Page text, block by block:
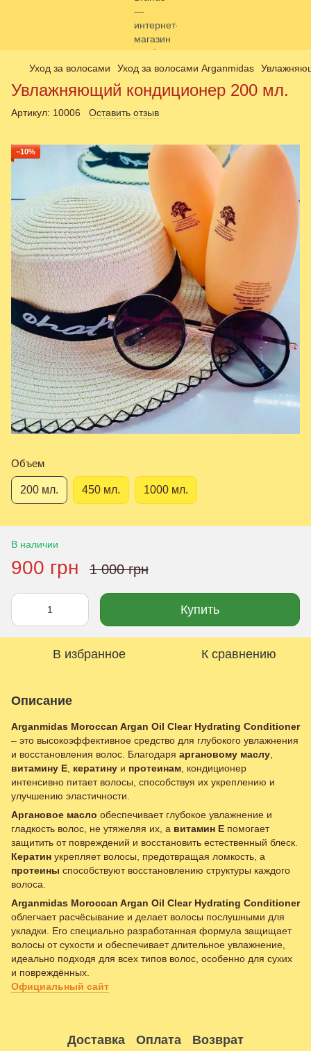
Уход за волосами Уход за волосами Arganmidas
Увлажняющий кондиционер 200 мл.
Артикул: 10006 Оставить отзыв
−10%
Объем
200 мл. 450 мл. 1000 мл.
В наличии
900 грн 1 000 грн
Купить
В избранное К сравнению
Описание
Arganmidas Moroccan Argan Oil Clear Hydrating Conditioner
– это высокоэффективное средство для глубокого увлажнения
и восстановления волос. Благодаря аргановому маслу
витамину E кератину и протеинам , кондиционер
интенсивно питает волосы, способствуя их укреплению и
улучшению эластичности.
Аргановое масло обеспечивает глубокое увлажнение и
гладкость волос, не утяжеляя их, а витамин E помогает
защитить от повреждений и восстановить естественный блеск.
Кератин укрепляет волосы, предотвращая ломкость, а
протеины способствуют восстановлению структуры каждого
волоса.
Arganmidas Moroccan Argan Oil Clear Hydrating Conditioner
облегчает расчёсывание и делает волосы послушными для
укладки. Его специально разработанная формула защищает
волосы от сухости и обеспечивает длительное увлажнение,
идеально подходя для всех типов волос, особенно для сухих
и повреждённых.
Официальный сайт
Доставка Оплата Возврат